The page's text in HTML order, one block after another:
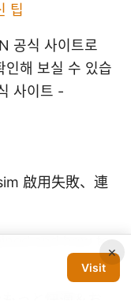
팁
공식 사이트로
인해 보실 수 있습
사이트 -
啟用失敗、連
and how to
×
Visit